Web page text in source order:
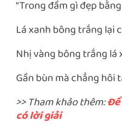
“Trong đầm gì đẹp
Lá xanh bông trắng lại
Nhị vàng bông trắng lá
Gần bùn mà chẳng hôi
>> Tham khảo thêm:
có lời giải